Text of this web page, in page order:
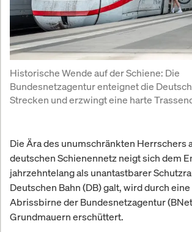
Historische Wende auf der Schiene: Die
Bundesnetzagentur enteignet die
Strecken und erzwingt eine harte
Die Ära des unumschränkten Herrschers
deutschen Schienennetz neigt sich dem
jahrzehntelang als unantastbarer
Deutschen Bahn (DB) galt, wird durch
Abrissbirne der Bundesnetzagentur
Grundmauern erschüttert.